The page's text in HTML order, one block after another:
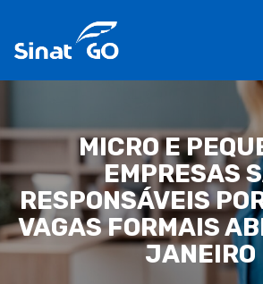
MICRO E
EMPRESAS
RESPONSÁVEIS
VAGAS FORMAIS
JANEIRO